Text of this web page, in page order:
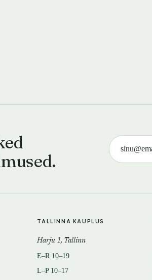
TALLINNA KAUPLUS
Harju 1, Tallinn
E–R 10–19
L–P 10–17